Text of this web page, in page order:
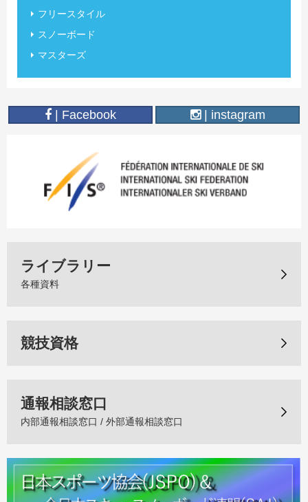
フリースタイル
スノーボード
マスターズ
| Facebook | instagram
ライブラリー
各種資料
競技資格
通報相談窓口
内部通報相談窓口 / 外部通報相談窓口